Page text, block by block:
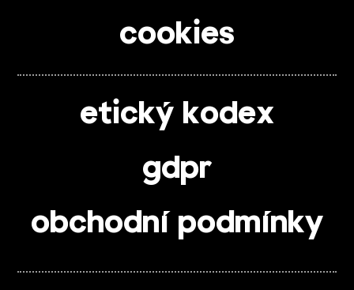
cookies
etický kodex
gdpr
obchodní podmínky